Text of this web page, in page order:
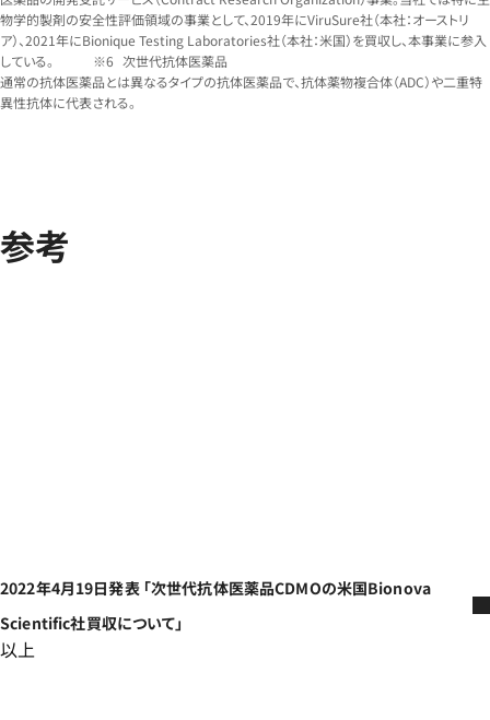
物学的製剤の安全性評価領域の事業として、2019年にViruSure社（本社：オーストリ
ア）、2021年にBionique Testing Laboratories社（本社：米国）を買収し、本事業に参入
している。
次世代抗体医薬品
通常の抗体医薬品とは異なるタイプの抗体医薬品で、抗体薬物複合体（ADC）や二重特
異性抗体に代表される。
参考
2022年4月19日発表 「次世代抗体医薬品CDMOの米国Bionova
Scientific社買収について」
以上